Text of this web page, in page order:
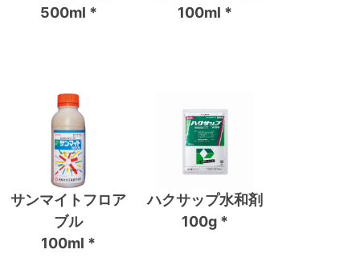
500ml *
100ml *
サンマイトフロア
ブル
100ml *
ハクサップ水和剤
100g *